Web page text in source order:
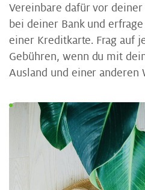
Vereinbare dafür vor
bei deiner Bank und
einer Kreditkarte. Frag auf
Gebühren, wenn du mit
Ausland und einer anderen